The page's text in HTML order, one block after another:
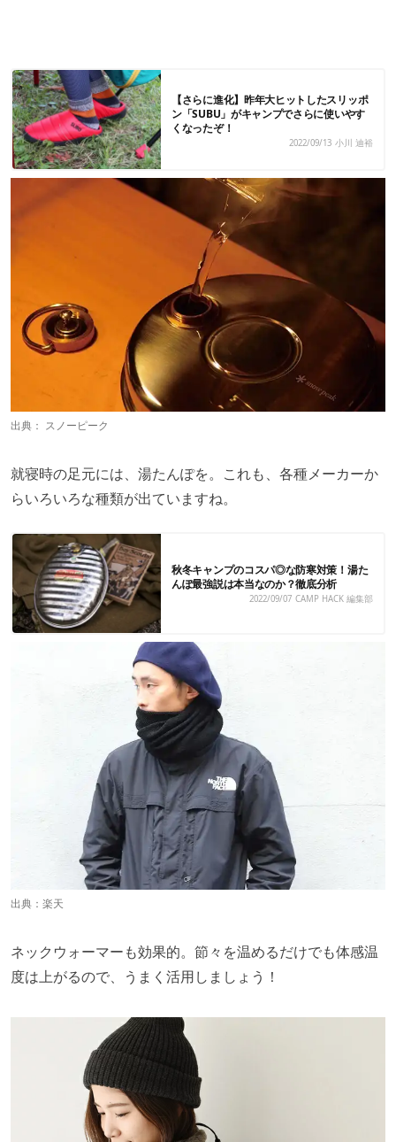
【さらに進化】昨年大ヒットしたスリッポ
ン「SUBU」がキャンプでさらに使いやす
くなったぞ！
2022/09/13 小川 迪裕
出典： スノーピーク
就寝時の足元には、湯たんぽを。これも、各種メーカーか
らいろいろな種類が出ていますね。
秋冬キャンプのコスパ◎な防寒対策！湯た
んぽ最強説は本当なのか？徹底分析
2022/09/07 CAMP HACK 編集部
出典： 楽天
ネックウォーマーも効果的。節々を温めるだけでも体感温
度は上がるので、うまく活用しましょう！